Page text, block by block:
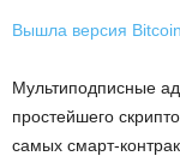
Вышла версия
Мультиподписные
простейшего
самых смарт-